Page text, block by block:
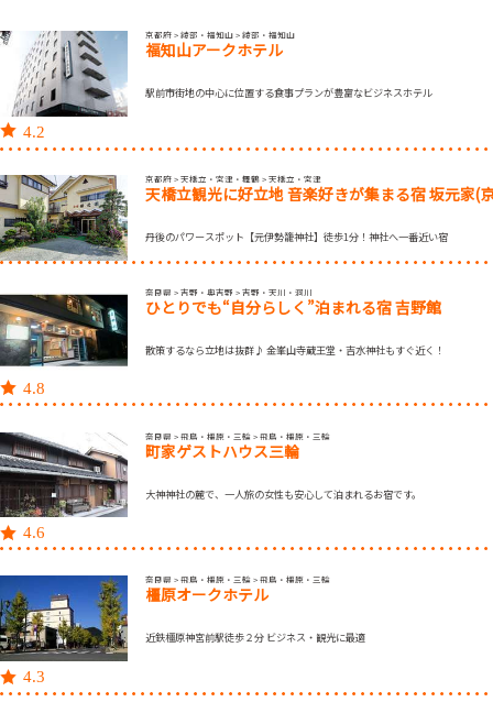
4.2
京都府 > 綾部・福知山 > 綾部・福知山
福知山アークホテル
駅前市街地の中心に位置する食事プランが豊富なビジネスホテル
京都府 > 天橋立・宮津・舞鶴 > 天橋立・宮津
天橋立観光に好立地 音楽好きが集まる宿 坂元家(
丹後のパワースポット【元伊勢籠神社】徒歩1分！神社へ一番近い宿
4.8
奈良県 > 吉野・奥吉野 > 吉野・天川・洞川
ひとりでも“自分らしく”泊まれる宿 吉野館
散策するなら立地は抜群♪ 金峯山寺蔵王堂・吉水神社もすぐ近く！
4.6
奈良県 > 飛鳥・橿原・三輪 > 飛鳥・橿原・三輪
町家ゲストハウス三輪
大神神社の麓で、一人旅の女性も安心して泊まれるお宿です。
4.3
奈良県 > 飛鳥・橿原・三輪 > 飛鳥・橿原・三輪
橿原オークホテル
近鉄橿原神宮前駅徒歩２分 ビジネス・観光に最適